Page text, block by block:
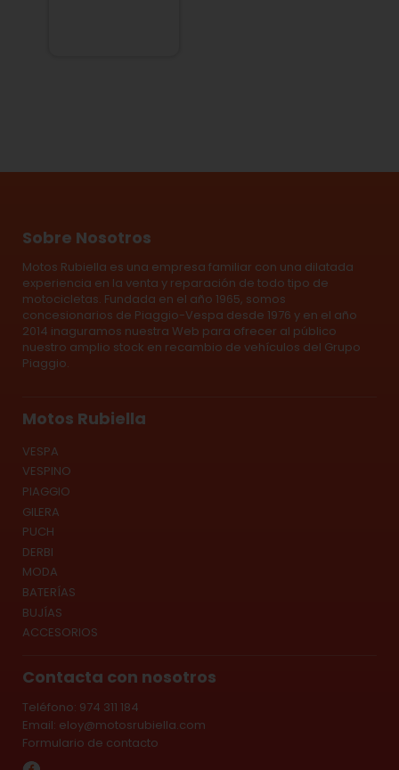
Sobre Nosotros
Motos Rubiella es una empresa familiar con una dilatada
experiencia en la venta y reparación de todo tipo de
motocicletas. Fundada en el año 1965, somos
concesionarios de Piaggio-Vespa desde 1976 y en el año
2014 inaguramos nuestra Web para ofrecer al público
nuestro amplio stock en recambio de vehículos del Grupo
Piaggio.
Motos Rubiella
VESPA
VESPINO
PIAGGIO
GILERA
PUCH
DERBI
MODA
BATERÍAS
BUJÍAS
ACCESORIOS
Contacta con nosotros
Teléfono: 974 311 184
Email: eloy@motosrubiella.com
Formulario de contacto